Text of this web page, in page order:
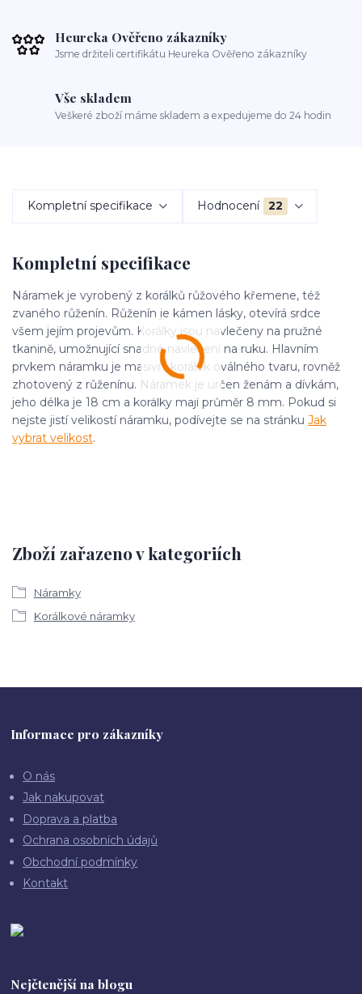
Heureka Ověřeno zákazníky
Jsme držiteli certifikátu Heureka Ověřeno zákazníky
Vše skladem
Veškeré zboží máme skladem a expedujeme do 24 hodin
Kompletní specifikace Hodnocení 22
Kompletní specifikace
Náramek je vyrobený z korálků růžového křemene, též
zvaného růženín. Růženín je kámen lásky, otevírá srdce
všem jejím projevům. Korálky jsou navlečeny na pružné
tkanině, umožnující snadné navlečení na ruku. Hlavním
prvkem náramku je masivní korálek oválného tvaru, rovněž
zhotovený z růženínu. Náramek je určen ženám a dívkám,
jeho délka je 18 cm a korálky mají průměr 8 mm. Pokud si
nejste jistí velikostí náramku, podívejte se na stránku Jak
vybrat velikost.
Zboží zařazeno v kategoriích
Náramky
Korálkové náramky
Informace pro zákazníky
O nás
Jak nakupovat
Doprava a platba
Ochrana osobních údajů
Obchodní podmínky
Kontakt
Nejčtenější na blogu